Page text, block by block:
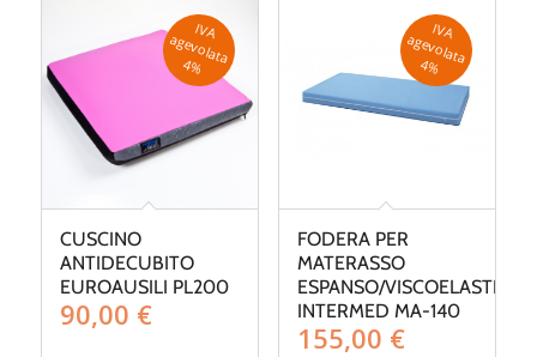
CUSCINO
ANTIDECUBITO
EUROAUSILI PL200
90,00 €
IV
A
a
g
e
v
o
la
ta
4
%
FODERA PER
MATERASSO
ESPANSO/VISCOELASTICO
INTERMED MA-140
155,00 €
IV
A
a
g
e
v
o
la
ta
4
%